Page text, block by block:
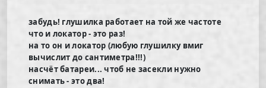
забудь! глушилка работает на той же частоте
что и локатор - это раз!
на то он и локатор (любую глушилку вмиг
вычислит до сантиметра!!!)
насчёт батареи... чтоб не засекли нужно
снимать - это два!